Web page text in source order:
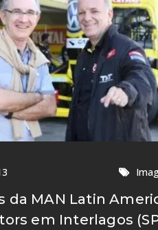
da MAN Latin
em Interlagos